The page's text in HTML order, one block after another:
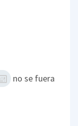
no se fuera